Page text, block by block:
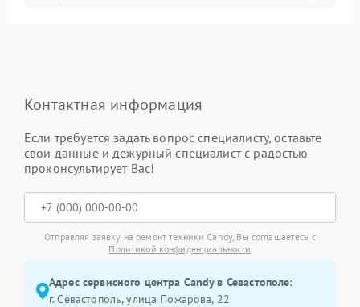
Контактная информация
Если требуется задать вопрос специалисту, оставьте
свои данные и дежурный специалист с радостью
проконсультирует Вас!
Отправляя заявку на ремонт техники Candy, Вы соглашаетесь с
Политикой конфиденциальности
Адрес сервисного центра Candy в Севастополе:
г. Севастополь, улица Пожарова, 22